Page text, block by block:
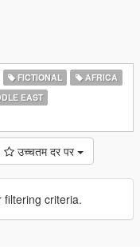
FICTIONAL
AFRICA
EAST
उच्चतम दर पर
filtering criteria.